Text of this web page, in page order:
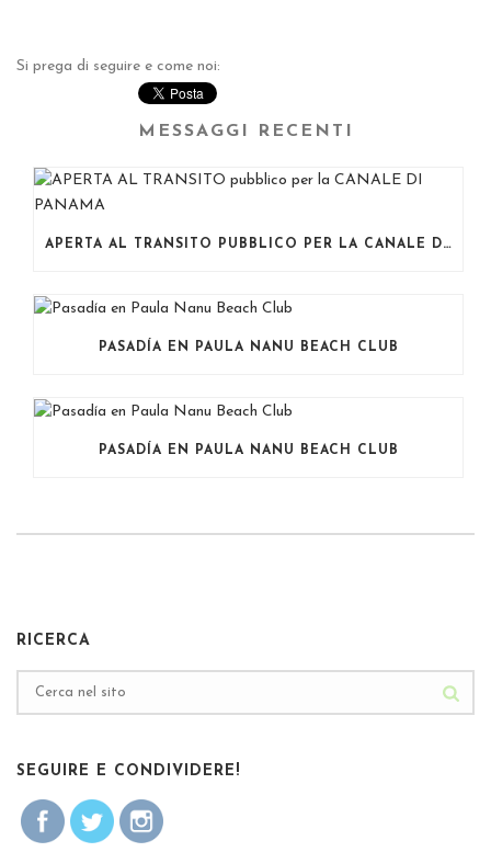
Si prega di seguire e come noi:
MESSAGGI RECENTI
APERTA AL TRANSITO PUBBLICO PER LA CANALE DI PANAMA
PASADÍA EN PAULA NANU BEACH CLUB
PASADÍA EN PAULA NANU BEACH CLUB
RICERCA
SEGUIRE E CONDIVIDERE!